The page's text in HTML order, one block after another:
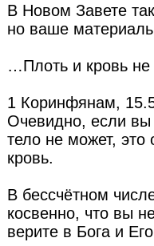
В Новом Завете
но ваше
…Плоть и кровь
1 Коринфянам,
Очевидно, если вы
тело не может, это
кровь.
В бессчётном
косвенно, что вы
верите в Бога и